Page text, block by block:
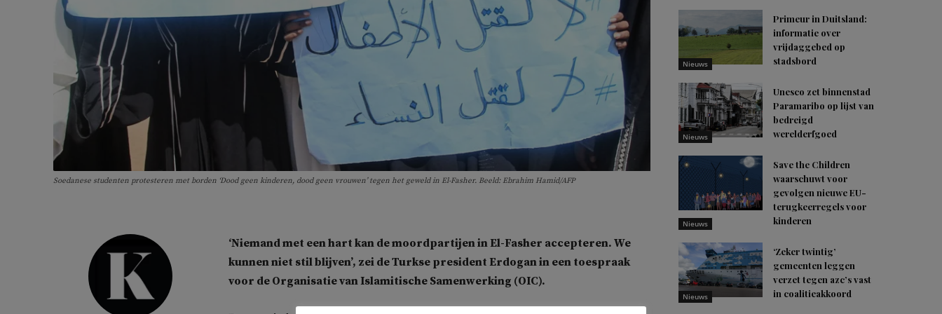
Soedanese studenten protesteren met borden ‘Dood geen kinderen, dood geen vrouwen’ tegen het geweld in El-Fasher. Beeld: Ebrahim Hamid/AFP
‘Niemand met een hart kan de moordpartijen in El-Fasher accepteren. We
kunnen niet stil blijven’, zei de Turkse president Erdogan in een toespraak
voor de Organisatie van Islamitische Samenwerking (OIC).
Nieuws
Primeur in Duitsland:
informatie over
vrijdaggebed op
stadsbord
Nieuws
Unesco zet binnenstad
Paramaribo op lijst van
bedreigd
werelderfgoed
Nieuws
Save the Children
waarschuwt voor
gevolgen nieuwe EU-
terugkeerregels voor
kinderen
Nieuws
‘Zeker twintig’
gemeenten leggen
verzet tegen azc’s vast
in coalitieakkoord